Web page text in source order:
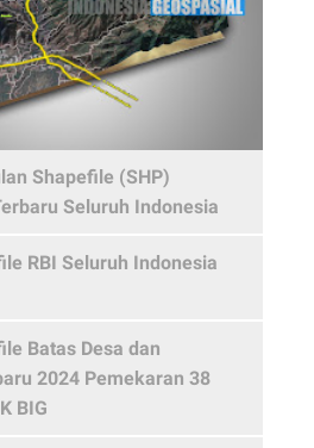
Shapefile (SHP)
Seluruh Indonesia
RBI Seluruh Indonesia
Batas Desa dan
2024 Pemekaran 38
BIG